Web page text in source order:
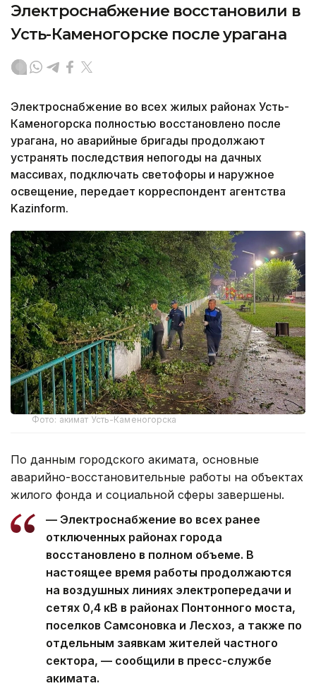
Электроснабжение восстановили в
Усть-Каменогорске после урагана
Электроснабжение во всех жилых районах Усть-
Каменогорска полностью восстановлено после
урагана, но аварийные бригады продолжают
устранять последствия непогоды на дачных
массивах, подключать светофоры и наружное
освещение, передает корреспондент агентства
Kazinform.
Фото: акимат Усть-Каменогорска
По данным городского акимата, основные
аварийно-восстановительные работы на объектах
жилого фонда и социальной сферы завершены.
— Электроснабжение во всех ранее
отключенных районах города
восстановлено в полном объеме. В
настоящее время работы продолжаются
на воздушных линиях электропередачи и
сетях 0,4 кВ в районах Понтонного моста,
поселков Самсоновка и Лесхоз, а также по
отдельным заявкам жителей частного
сектора, — сообщили в пресс-службе
акимата.